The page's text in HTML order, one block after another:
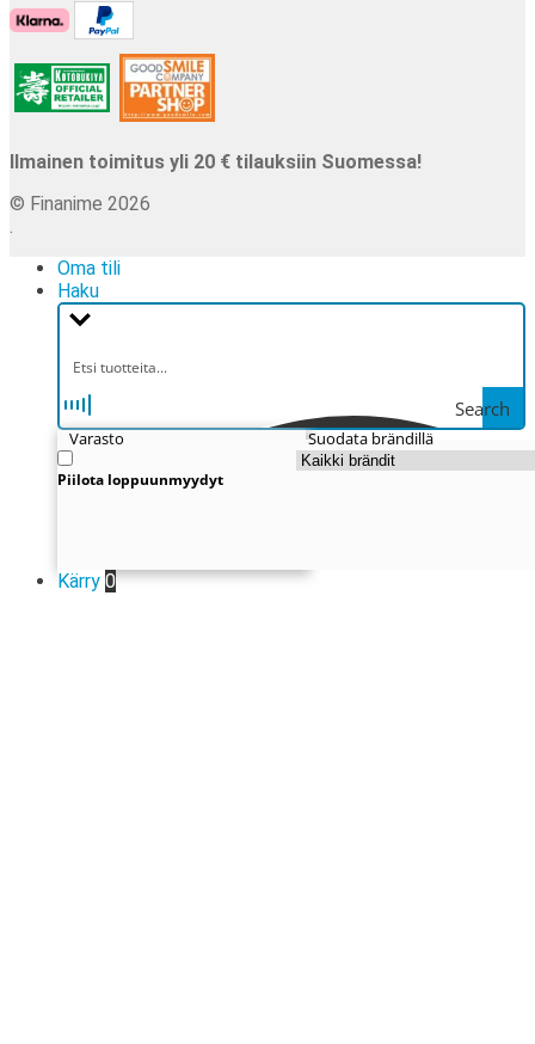
Ilmainen toimitus yli 20 € tilauksiin Suomessa!
© Finanime 2026
.
Oma tili
Haku
Search
Varasto
Piilota loppuunmyydyt
Suodata brändillä
Kärry 0